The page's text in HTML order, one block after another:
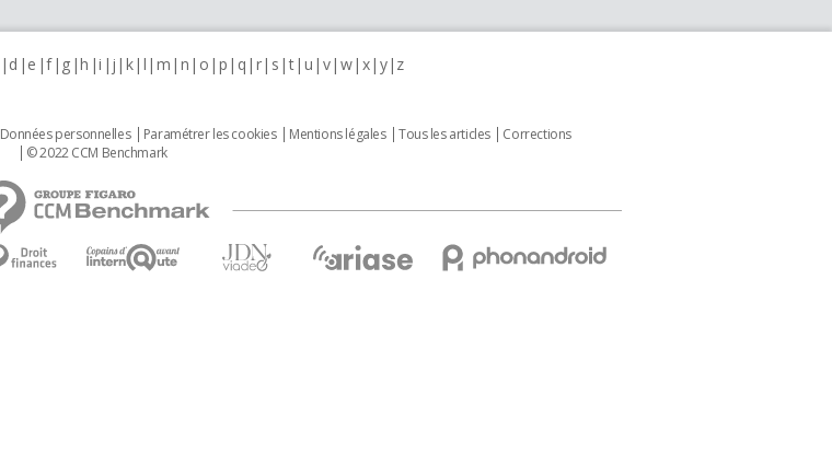
d e f g h i j k l m n o p q r s t u v w x y z
Données personnelles Paramétrer les cookies Mentions légales Tous les articles
Corrections
© 2022 CCM Benchmark